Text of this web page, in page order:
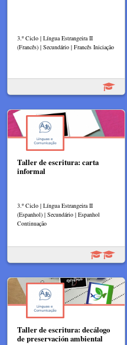
3.º Ciclo | Língua Estrangeira II
(Francês) | Secundário | Francês Iniciação
Taller de escritura: carta
informal
3.º Ciclo | Língua Estrangeira II
(Espanhol) | Secundário | Espanhol
Continuação
Taller de escritura: decálogo
de preservación ambiental